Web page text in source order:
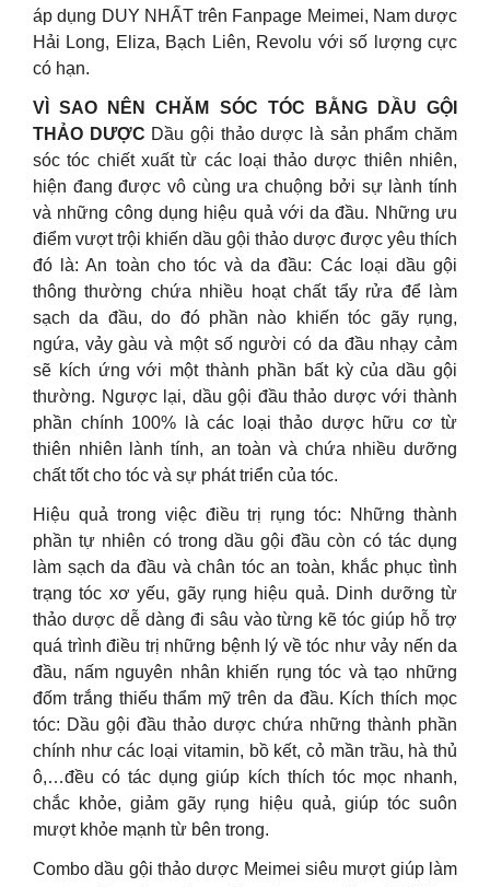
áp dụng DUY NHẤT trên Fanpage Meimei, Nam dược
Hải Long, Eliza, Bạch Liên, Revolu với số lượng cực
có hạn.
VÌ SAO NÊN CHĂM SÓC TÓC BẰNG DẦU GỘI
THẢO DƯỢC Dầu gội thảo dược là sản phẩm chăm
sóc tóc chiết xuất từ các loại thảo dược thiên nhiên,
hiện đang được vô cùng ưa chuộng bởi sự lành tính
và những công dụng hiệu quả với da đầu. Những ưu
điểm vượt trội khiến dầu gội thảo dược được yêu thích
đó là: An toàn cho tóc và da đầu: Các loại dầu gội
thông thường chứa nhiều hoạt chất tẩy rửa để làm
sạch da đầu, do đó phần nào khiến tóc gãy rụng,
ngứa, vảy gàu và một số người có da đầu nhạy cảm
sẽ kích ứng với một thành phần bất kỳ của dầu gội
thường. Ngược lại, dầu gội đầu thảo dược với thành
phần chính 100% là các loại thảo dược hữu cơ từ
thiên nhiên lành tính, an toàn và chứa nhiều dưỡng
chất tốt cho tóc và sự phát triển của tóc.
Hiệu quả trong việc điều trị rụng tóc: Những thành
phần tự nhiên có trong dầu gội đầu còn có tác dụng
làm sạch da đầu và chân tóc an toàn, khắc phục tình
trạng tóc xơ yếu, gãy rụng hiệu quả. Dinh dưỡng từ
thảo dược dễ dàng đi sâu vào từng kẽ tóc giúp hỗ trợ
quá trình điều trị những bệnh lý về tóc như vảy nến da
đầu, nấm nguyên nhân khiến rụng tóc và tạo những
đốm trắng thiếu thẩm mỹ trên da đầu. Kích thích mọc
tóc: Dầu gội đầu thảo dược chứa những thành phần
chính như các loại vitamin, bồ kết, cỏ mần trầu, hà thủ
ô,…đều có tác dụng giúp kích thích tóc mọc nhanh,
chắc khỏe, giảm gãy rụng hiệu quả, giúp tóc suôn
mượt khỏe mạnh từ bên trong.
Combo dầu gội thảo dược Meimei siêu mượt giúp làm